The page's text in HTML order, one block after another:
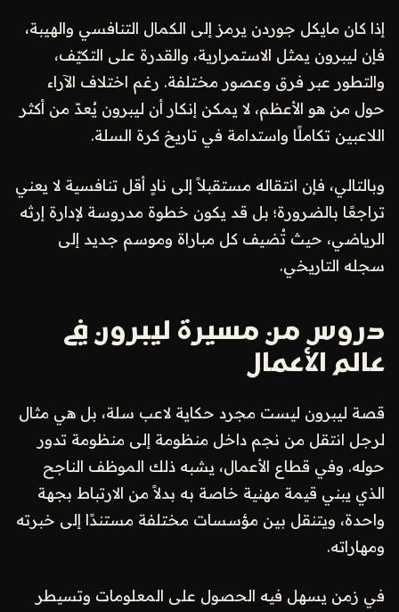
إذا كان مايكل جوردن يرمز إلى الكمال التنافسي والهيبة،
فإن ليبرون يمثل الاستمرارية، والقدرة على التكيّف،
والتطور عبر فرق وعصور مختلفة. رغم اختلاف الآراء
حول من هو الأعظم، لا يمكن إنكار أن ليبرون يُعدّ من أكثر
اللاعبين تكاملًا واستدامة في تاريخ كرة السلة.
وبالتالي، فإن انتقاله مستقبلاً إلى نادٍ أقل تنافسية لا يعني
تراجعًا بالضرورة؛ بل قد يكون خطوة مدروسة لإدارة إرثه
الرياضي، حيث تُضيف كل مباراة وموسم جديد إلى
سجله التاريخي.
دروس من مسيرة ليبرون في
عالم الأعمال
قصة ليبرون ليست مجرد حكاية لاعب سلة، بل هي مثال
لرجل انتقل من نجم داخل منظومة إلى منظومة تدور
حوله. وفي قطاع الأعمال، يشبه ذلك الموظف الناجح
الذي يبني قيمة مهنية خاصة به بدلاً من الارتباط بجهة
واحدة، ويتنقل بين مؤسسات مختلفة مستندًا إلى خبرته
ومهاراته.
في زمن يسهل فيه الحصول على المعلومات وتسيطر